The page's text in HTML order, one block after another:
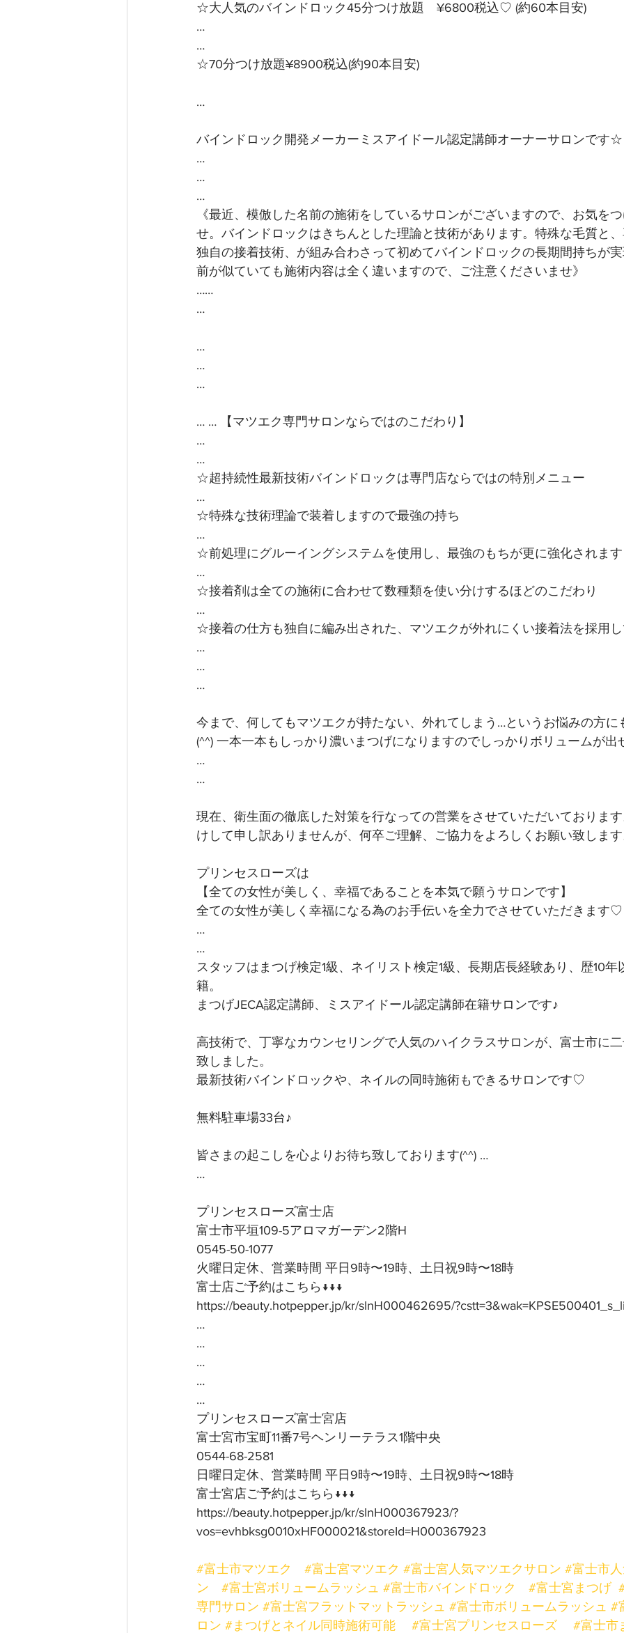
☆大人気のバインドロック45分つけ放題　¥6800税込♡ (約60本目安)
…
…
☆70分つけ放題¥8900税込(約90本目安)
…
バインドロック開発メーカーミスアイドール認定講師オーナーサロンです
…
…
…
《最近、模倣した名前の施術をしているサロンがございますので、お気を
せ。バインドロックはきちんとした理論と技術があります。特殊な毛質と
独自の接着技術、が組み合わさって初めてバインドロックの長期間持ちが
前が似ていても施術内容は全く違いますので、ご注意くださいませ》
……
…
…
…
…
… … 【マツエク専門サロンならではのこだわり】
…
…
☆超持続性最新技術バインドロックは専門店ならではの特別メニュー
…
☆特殊な技術理論で装着しますので最強の持ち
…
☆前処理にグルーイングシステムを使用し、最強のもちが更に強化されます
…
☆接着剤は全ての施術に合わせて数種類を使い分けするほどのこだわり
…
☆接着の仕方も独自に編み出された、マツエクが外れにくい接着法を採用
…
…
…
今まで、何してもマツエクが持たない、外れてしまう…というお悩みの方に
(^^) 一本一本もしっかり濃いまつげになりますのでしっかりボリュームが出
…
…
現在、衛生面の徹底した対策を行なっての営業をさせていただいておりま
けして申し訳ありませんが、何卒ご理解、ご協力をよろしくお願い致しま
プリンセスローズは
【全ての女性が美しく、幸福であることを本気で願うサロンです】
全ての女性が美しく幸福になる為のお手伝いを全力でさせていただきます
…
…
スタッフはまつげ検定1級、ネイリスト検定1級、長期店長経験あり、歴10年
籍。
まつげJECA認定講師、ミスアイドール認定講師在籍サロンです♪
高技術で、丁寧なカウンセリングで人気のハイクラスサロンが、富士市に
致しました。
最新技術バインドロックや、ネイルの同時施術もできるサロンです♡
無料駐車場33台♪
皆さまの起こしを心よりお待ち致しております(^^) …
…
プリンセスローズ富士店
富士市平垣109-5アロマガーデン2階H
0545-50-1077
火曜日定休、営業時間 平日9時〜19時、土日祝9時〜18時
富士店ご予約はこちら↓↓↓
https://beauty.hotpepper.jp/kr/slnH000462695/
…
…
…
…
…
プリンセスローズ富士宮店
富士宮市宝町11番7号ヘンリーテラス1階中央
0544-68-2581
日曜日定休、営業時間 平日9時〜19時、土日祝9時〜18時
富士宮店ご予約はこちら↓↓↓
https://beauty.hotpepper.jp/kr/slnH000367923/?
vos=evhbksg0010xHF000021&storeId=H000367923
#富士市マツエク #富士宮マツエク #富士宮人気マツエクサロン #富士市
ン
#富士宮ボリュームラッシュ #富士市バインドロック #富士宮まつげ
専門サロン #富士宮フラットマットラッシュ #富士市ボリュームラッシュ #
ロン #まつげとネイル同時施術可能 #富士宮プリンセスローズ #富士市